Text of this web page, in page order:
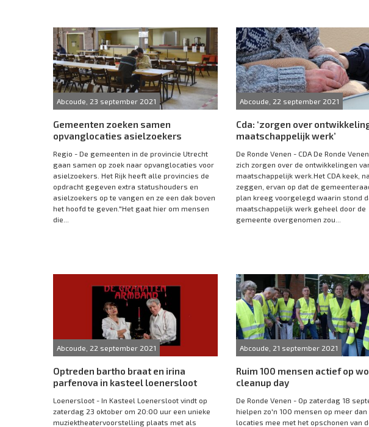
Abcoude, 23 september 2021
Gemeenten zoeken samen
opvanglocaties asielzoekers
Regio - De gemeenten in de provincie Utrecht
gaan samen op zoek naar opvanglocaties voor
asielzoekers. Het Rijk heeft alle provincies de
opdracht gegeven extra statushouders en
asielzoekers op te vangen en ze een dak boven
het hoofd te geven."Het gaat hier om mensen
die...
Abcoude, 22 september 2021
Cda: ‘zorgen over
maatschappelijk werk’
De Ronde Venen - CDA De Ronde
zich zorgen over de ontwikkelingen
maatschappelijk werk.Het CDA keek,
zeggen, ervan op dat de
plan kreeg voorgelegd waarin stond
maatschappelijk werk geheel door de
gemeente overgenomen zou...
Abcoude, 22 september 2021
Optreden bartho braat en irina
parfenova in kasteel loenersloot
Loenersloot - In Kasteel Loenersloot vindt op
zaterdag 23 oktober om 20:00 uur een unieke
muziektheatervoorstelling plaats met als
Abcoude, 21 september 2021
Ruim 100 mensen actief op
cleanup day
De Ronde Venen - Op zaterdag 18
hielpen zo'n 100 mensen op meer dan
locaties mee met het opschonen van